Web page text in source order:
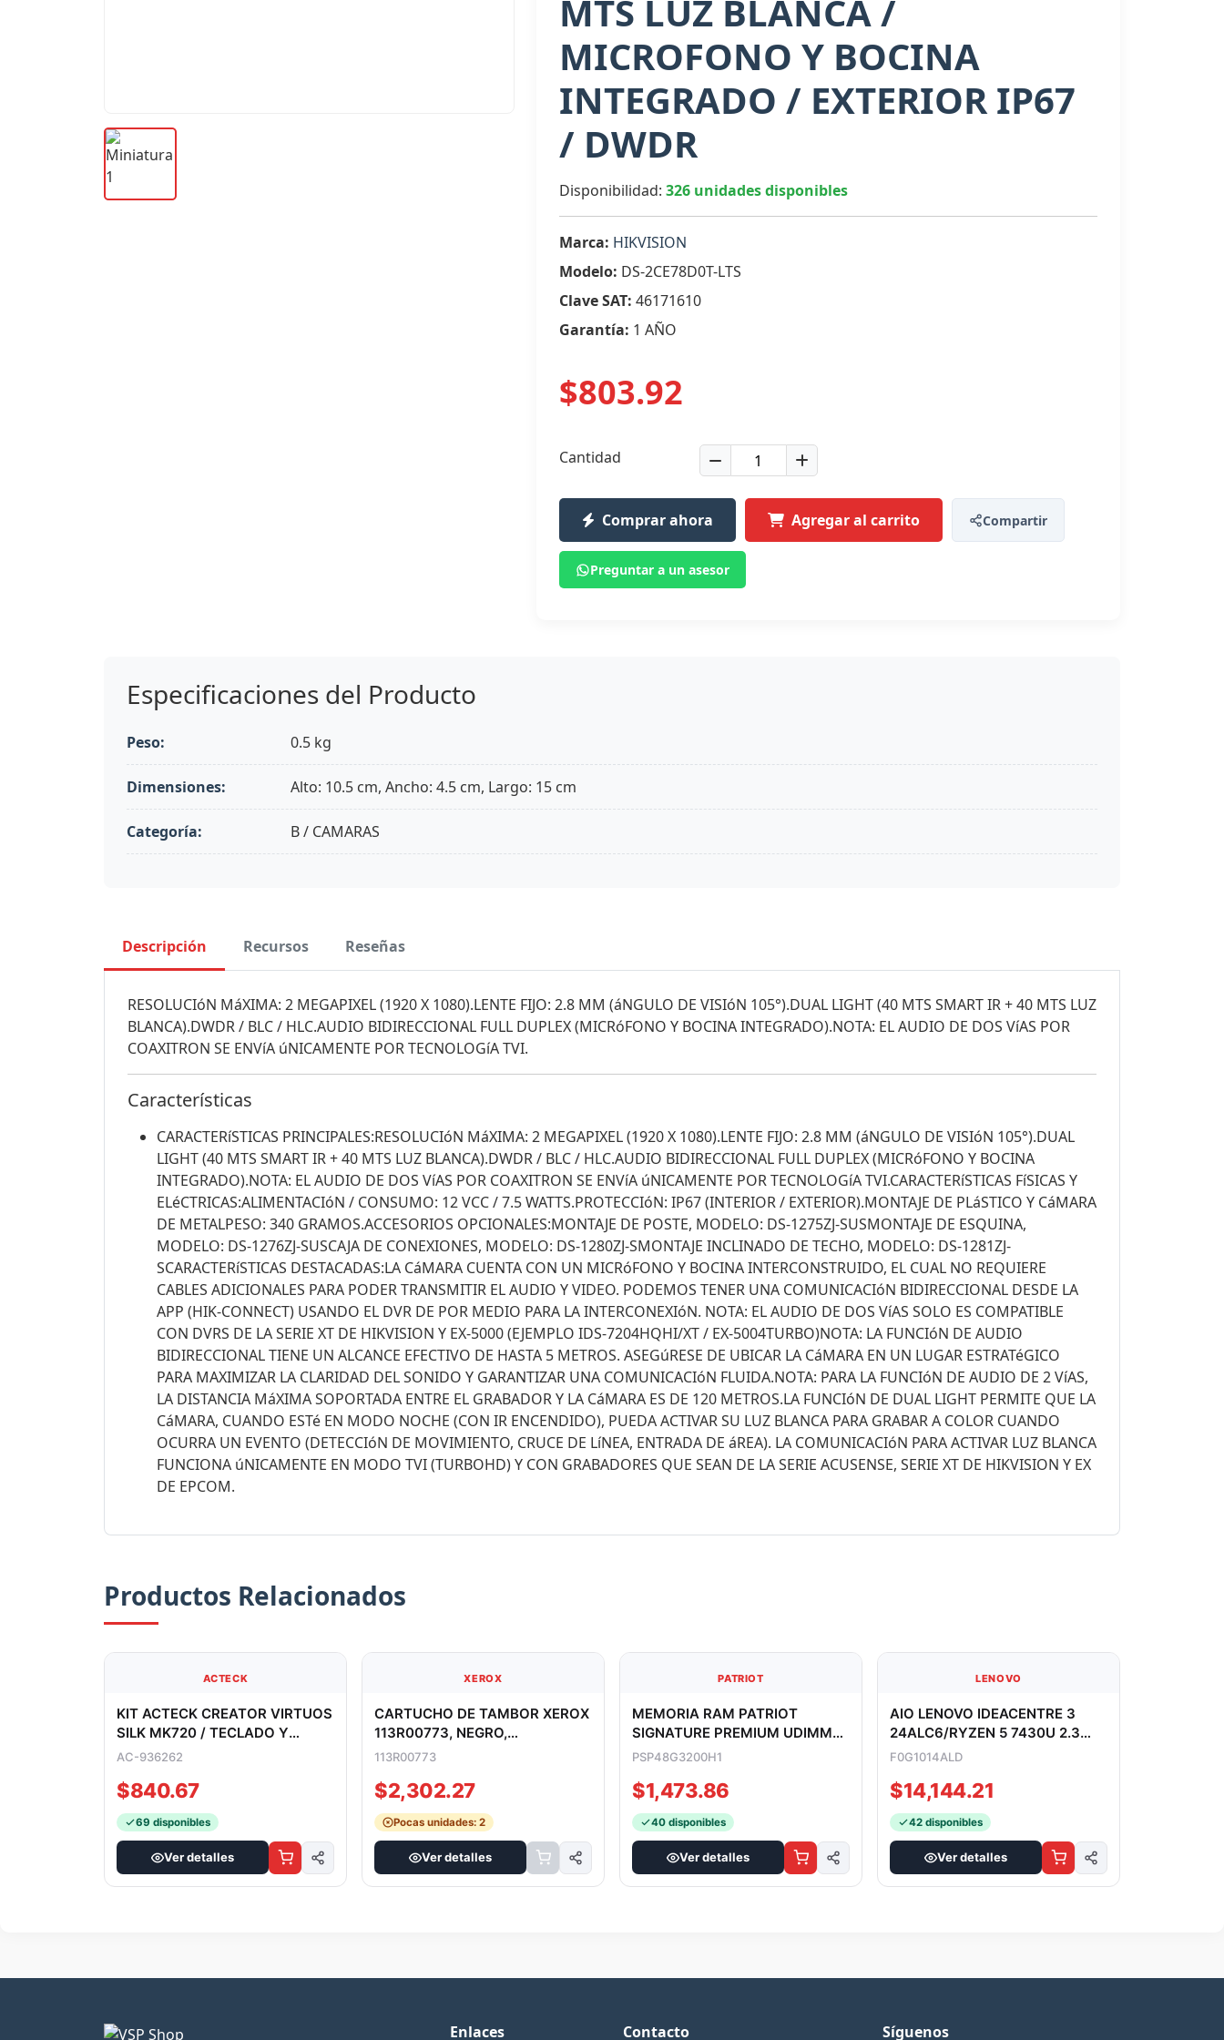
MTS LUZ BLANCA /
MICROFONO Y BOCINA
INTEGRADO / EXTERIOR IP67
/ DWDR
Disponibilidad: 326 unidades disponibles
Marca: HIKVISION
Modelo: DS-2CE78D0T-LTS
Clave SAT: 46171610
Garantía: 1 AÑO
$803.92
Cantidad
Comprar ahora Agregar al carrito Compartir
Preguntar a un asesor
Especificaciones del Producto
Peso: 0.5 kg
Dimensiones: Alto: 10.5 cm, Ancho: 4.5 cm, Largo: 15 cm
Categoría: B / CAMARAS
Descripción Recursos Reseñas
RESOLUCIóN MáXIMA: 2 MEGAPIXEL (1920 X 1080).LENTE FIJO: 2.8 MM (áNGULO DE VISIóN 105°).DUAL LIGHT (40 MTS SMART IR + 40 MTS LUZ
BLANCA).DWDR / BLC / HLC.AUDIO BIDIRECCIONAL FULL DUPLEX (MICRóFONO Y BOCINA INTEGRADO).NOTA: EL AUDIO DE DOS VíAS POR
COAXITRON SE ENVíA úNICAMENTE POR TECNOLOGíA TVI.
Características
CARACTERíSTICAS PRINCIPALES:RESOLUCIóN MáXIMA: 2 MEGAPIXEL (1920 X 1080).LENTE FIJO: 2.8 MM (áNGULO DE VISIóN 105°).DUAL
LIGHT (40 MTS SMART IR + 40 MTS LUZ BLANCA).DWDR / BLC / HLC.AUDIO BIDIRECCIONAL FULL DUPLEX (MICRóFONO Y BOCINA
INTEGRADO).NOTA: EL AUDIO DE DOS VíAS POR COAXITRON SE ENVíA úNICAMENTE POR TECNOLOGíA TVI.CARACTERíSTICAS FíSICAS Y
ELéCTRICAS:ALIMENTACIóN / CONSUMO: 12 VCC / 7.5 WATTS.PROTECCIóN: IP67 (INTERIOR / EXTERIOR).MONTAJE DE PLáSTICO Y CáMARA
DE METALPESO: 340 GRAMOS.ACCESORIOS OPCIONALES:MONTAJE DE POSTE, MODELO: DS-1275ZJ-SUSMONTAJE DE ESQUINA,
MODELO: DS-1276ZJ-SUSCAJA DE CONEXIONES, MODELO: DS-1280ZJ-SMONTAJE INCLINADO DE TECHO, MODELO: DS-1281ZJ-
SCARACTERíSTICAS DESTACADAS:LA CáMARA CUENTA CON UN MICRóFONO Y BOCINA INTERCONSTRUIDO, EL CUAL NO REQUIERE
CABLES ADICIONALES PARA PODER TRANSMITIR EL AUDIO Y VIDEO. PODEMOS TENER UNA COMUNICACIóN BIDIRECCIONAL DESDE LA
APP (HIK-CONNECT) USANDO EL DVR DE POR MEDIO PARA LA INTERCONEXIóN. NOTA: EL AUDIO DE DOS VíAS SOLO ES COMPATIBLE
CON DVRS DE LA SERIE XT DE HIKVISION Y EX-5000 (EJEMPLO IDS-7204HQHI/XT / EX-5004TURBO)NOTA: LA FUNCIóN DE AUDIO
BIDIRECCIONAL TIENE UN ALCANCE EFECTIVO DE HASTA 5 METROS. ASEGúRESE DE UBICAR LA CáMARA EN UN LUGAR ESTRATéGICO
PARA MAXIMIZAR LA CLARIDAD DEL SONIDO Y GARANTIZAR UNA COMUNICACIóN FLUIDA.NOTA: PARA LA FUNCIóN DE AUDIO DE 2 VíAS,
LA DISTANCIA MáXIMA SOPORTADA ENTRE EL GRABADOR Y LA CáMARA ES DE 120 METROS.LA FUNCIóN DE DUAL LIGHT PERMITE QUE LA
CáMARA, CUANDO ESTé EN MODO NOCHE (CON IR ENCENDIDO), PUEDA ACTIVAR SU LUZ BLANCA PARA GRABAR A COLOR CUANDO
OCURRA UN EVENTO (DETECCIóN DE MOVIMIENTO, CRUCE DE LíNEA, ENTRADA DE áREA). LA COMUNICACIóN PARA ACTIVAR LUZ BLANCA
FUNCIONA úNICAMENTE EN MODO TVI (TURBOHD) Y CON GRABADORES QUE SEAN DE LA SERIE ACUSENSE, SERIE XT DE HIKVISION Y EX
DE EPCOM.
Productos Relacionados
KIT ACTECK CREATOR VIRTUOS
SILK MK720 / TECLADO Y
MOUSE / INALAMBRICO / DUAL
BT
AC-936262
$840.67
CARTUCHO DE TAMBOR XEROX
113R00773, NEGRO,
RENDIMIENTO DE 85,000
PAGINAS, PARA P
113R00773
$2,302.27
MEMORIA RAM PATRIOT
SIGNATURE PREMIUM UDIMM
DDR4 8GB 3200MHZ CL22 PC4-
25600 288P
PSP48G3200H1
$1,473.86
AIO LENOVO IDEACENTRE 3
24ALC6/RYZEN 5 7430U 2.3
GHZ/8GB/256GB SSD/23.8
FHD/COLO
F0G1014ALD
$14,144.21